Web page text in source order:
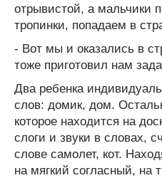
отрывистой, а мальчики
тропинки, попадаем в
- Вот мы и оказались в
тоже приготовил нам
Два ребенка
слов: домик, дом.
которое находится на
слоги и звуки в словах,
слове самолет, кот.
на мягкий согласный, на